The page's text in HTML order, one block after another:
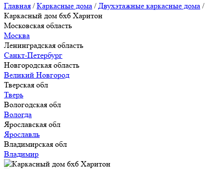
Главная /Каркасные дома /Двухэтажные каркасные дома /
Каркасный дом 6х6 Харитон
Московская область
Москва
Ленинградская область
Санкт-Петербург
Новгородская область
Великий Новгород
Тверская обл
Тверь
Вологодская обл
Вологда
Ярославская обл
Ярославль
Владимирская обл
Владимир